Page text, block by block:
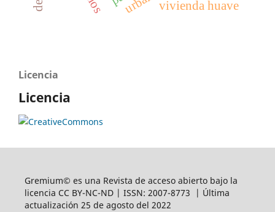
vivienda huave
Licencia
Licencia
Gremium© es una Revista de acceso abierto bajo la
licencia CC BY-NC-ND | ISSN: 2007-8773 | Última
actualización 25 de agosto del 2022